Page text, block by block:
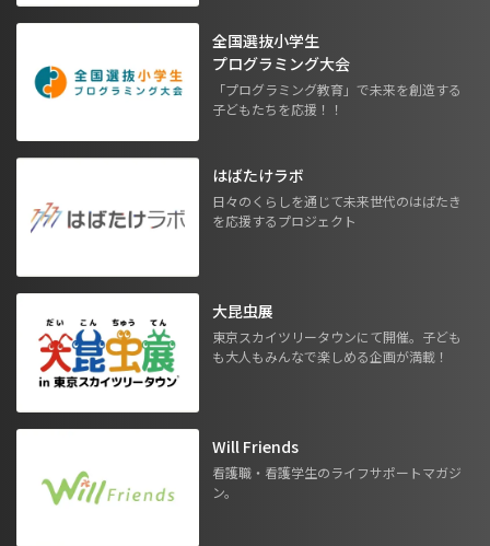
全国選抜小学生
プログラミング大会
「プログラミング教育」で未来を創造する
子どもたちを応援！！
はばたけラボ
日々のくらしを通じて未来世代のはばたき
を応援するプロジェクト
大昆虫展
東京スカイツリータウンにて開催。子ども
も大人もみんなで楽しめる企画が満載！
Will Friends
看護職・看護学生のライフサポートマガジ
ン。